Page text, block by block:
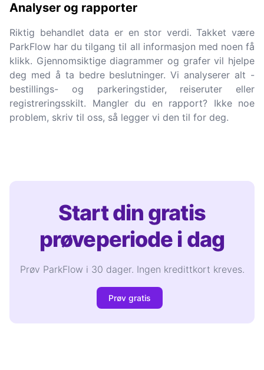
Analyser og rapporter
Riktig behandlet data er en stor verdi. Takket være
ParkFlow har du tilgang til all informasjon med noen få
klikk. Gjennomsiktige diagrammer og grafer vil hjelpe
deg med å ta bedre beslutninger. Vi analyserer alt -
bestillings- og parkeringstider, reiseruter eller
registreringsskilt. Mangler du en rapport? Ikke noe
problem, skriv til oss, så legger vi den til for deg.
Start din gratis
prøveperiode i dag
Prøv ParkFlow i 30 dager. Ingen kredittkort kreves.
Prøv gratis